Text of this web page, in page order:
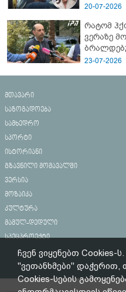
20-07-2026
რატომ
ვერაზე
23-07-2026
მთავარი
საზოგადოება
სამხედრო
სპორტი
ისტორიანი
გზავნილი მომავალში
ვერსია
მოზაიკა
კულტურა
მამულ-დედული
სპეცპროექტი
ჩვენ ვიყენებთ Cookies-
"ვეთანხმები" დაჭერით,
Cookies-სების